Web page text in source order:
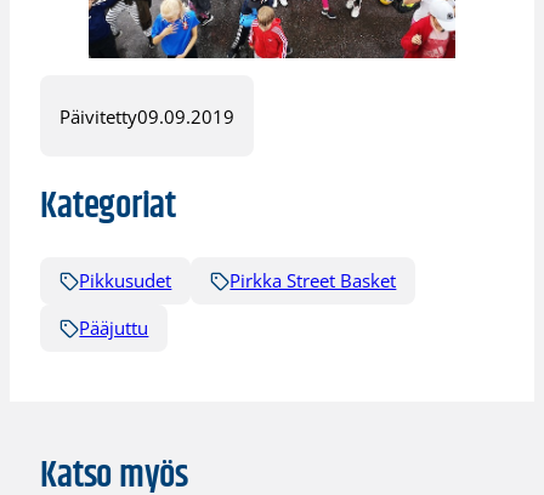
Päivitetty09.09.2019
Kategoriat
Pikkusudet
Pirkka Street Basket
Pääjuttu
Katso myös